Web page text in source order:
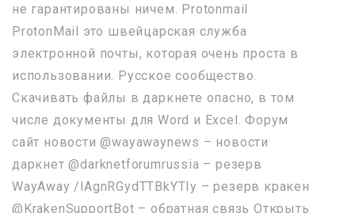
не гарантированы ничем. Protonmail
ProtonMail это швейцарская служба
электронной почты, которая очень проста в
использовании. Русское сообщество.
Скачивать файлы в даркнете опасно, в том
числе документы для Word и Excel. Форум
сайт новости @wayawaynews – новости
даркнет @darknetforumrussia – резерв
WayAway /lAgnRGydTTBkYTIy – резерв кракен
@KrakenSupportBot – обратная связь Открыть